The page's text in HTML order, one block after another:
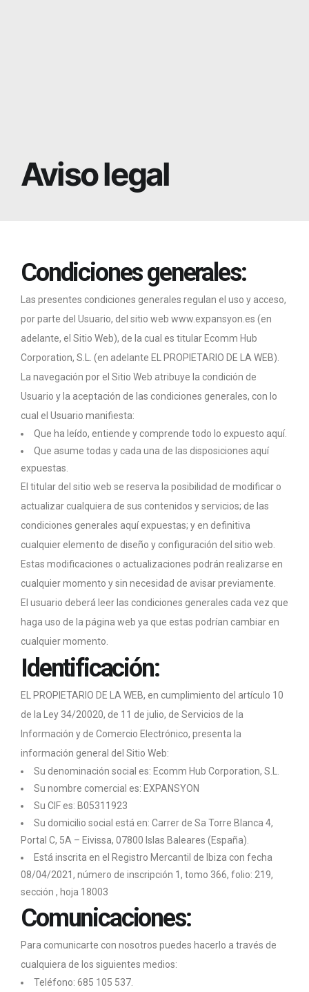
Servicios
Magazine
Contacto
Aviso legal
Condiciones generales:
Las presentes condiciones generales regulan el uso y acceso,
por parte del Usuario, del sitio web www.expansyon.es (en
adelante, el Sitio Web), de la cual es titular Ecomm Hub
Corporation, S.L. (en adelante EL PROPIETARIO DE LA WEB).
La navegación por el Sitio Web atribuye la condición de
Usuario y la aceptación de las condiciones generales, con lo
cual el Usuario manifiesta:
Que ha leído, entiende y comprende todo lo expuesto aquí.
Que asume todas y cada una de las disposiciones aquí
expuestas.
El titular del sitio web se reserva la posibilidad de modificar o
actualizar cualquiera de sus contenidos y servicios; de las
condiciones generales aquí expuestas; y en definitiva
cualquier elemento de diseño y configuración del sitio web.
Estas modificaciones o actualizaciones podrán realizarse en
cualquier momento y sin necesidad de avisar previamente.
El usuario deberá leer las condiciones generales cada vez que
haga uso de la página web ya que estas podrían cambiar en
cualquier momento.
Identificación:
EL PROPIETARIO DE LA WEB, en cumplimiento del artículo 10
de la Ley 34/20020, de 11 de julio, de Servicios de la
Información y de Comercio Electrónico, presenta la
información general del Sitio Web:
Su denominación social es: Ecomm Hub Corporation, S.L.
Su nombre comercial es: EXPANSYON
Su CIF es: B05311923
Su domicilio social está en: Carrer de Sa Torre Blanca 4,
Portal C, 5A – Eivissa, 07800 Islas Baleares (España).
Está inscrita en el Registro Mercantil de Ibiza con fecha
08/04/2021, número de inscripción 1, tomo 366, folio: 219,
sección , hoja 18003
Comunicaciones:
Para comunicarte con nosotros puedes hacerlo a través de
cualquiera de los siguientes medios:
Teléfono: 685 105 537.